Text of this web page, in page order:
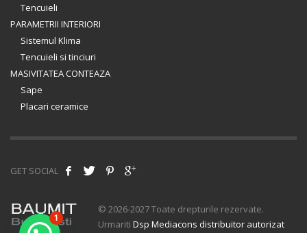
Tencuieli
PARAMETRII INTERIORI
Sistemul Klima
Tencuieli si tinciuri
MASIVITATEA CONTEAZA
Sape
Placari ceramice
GET SOCIAL
© 2026-2027 Toate drepturile rezervate.
Urmariti Dsp Mediacons distribuitor autorizat
1